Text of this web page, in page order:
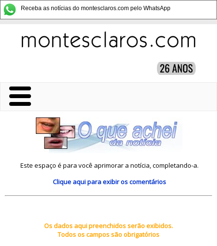
Receba as notícias do montesclaros.com pelo WhatsApp
Este espaço é para você aprimorar a notícia, completando-a.
Clique aquipara exibir os comentários
Os dados aqui preenchidos serão exibidos.
Todos os campos são obrigatórios